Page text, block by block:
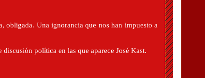
obligada. Una ignorancia que nos han impuesto a
política en las que aparece José Kast.